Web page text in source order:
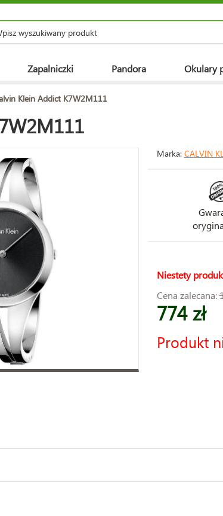
Zapalniczki Pandora Okulary
Klein Addict K7W2M111
Marka: CALVIN
Niestety
Cena zalecana:
774 zł
Produkt